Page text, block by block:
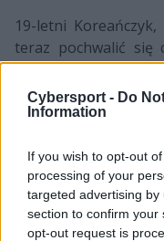
Cybersport - Do
Information
If you wish to opt-out
processing of your
targeted advertising
section to confirm your
opt-out request is
19-letni
teraz pochwalić się
Na koncie ma
Overwatch APEX,
Zresztą, nastoletni
na przenosiny do
czyli Lunatic-Hai.
rezerwach, ale z
pierwszej drużyny.